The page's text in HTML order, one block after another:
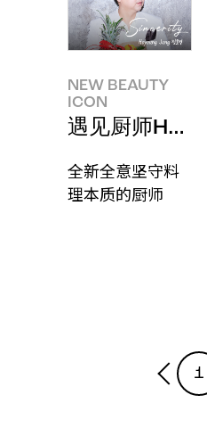
NEW BEAUTY
ICON
遇见厨师
全新全意坚守料
理本质的厨师
1